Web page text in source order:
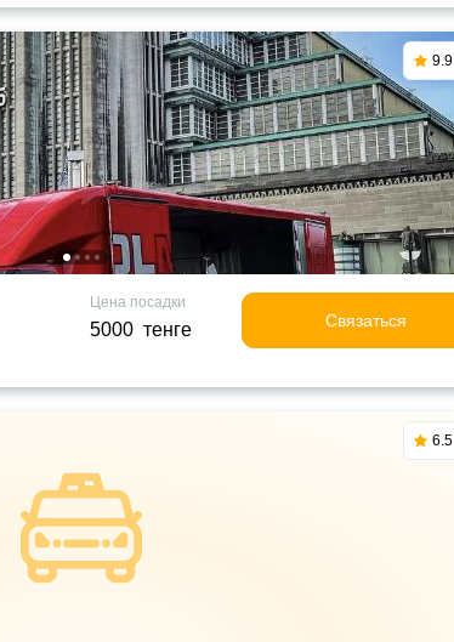
9.9
Цена посадки
5000 тенге Связаться
6.5